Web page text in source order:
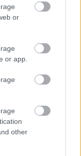
or
or app.
other
a csendes
azonos